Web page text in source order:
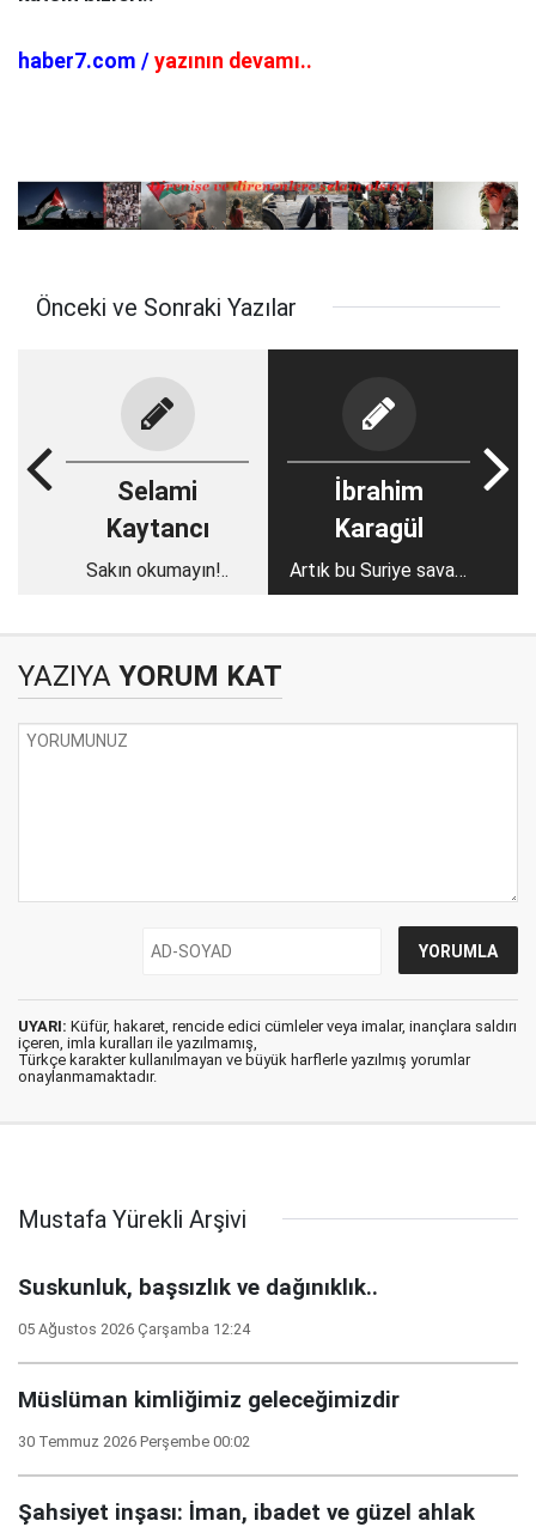
haber7.com / yazının devamı..
Önceki ve Sonraki Yazılar
Selami
Kaytancı
Sakın okumayın!..
İbrahim
Karagül
Artık bu Suriye savaşı
değil! ‘Kıyamet
YAZIYA YORUM KAT
UYARI: Küfür, hakaret, rencide edici cümleler veya imalar, inançlara saldırı
içeren, imla kuralları ile yazılmamış,
Türkçe karakter kullanılmayan ve büyük harflerle yazılmış yorumlar
onaylanmamaktadır.
Mustafa Yürekli Arşivi
Suskunluk, başsızlık ve dağınıklık..
05 Ağustos 2026 Çarşamba 12:24
Müslüman kimliğimiz geleceğimizdir
30 Temmuz 2026 Perşembe 00:02
Şahsiyet inşası: İman, ibadet ve güzel ahlak